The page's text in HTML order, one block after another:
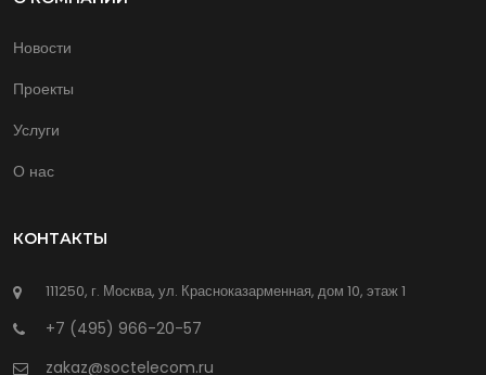
Новости
Проекты
Услуги
О нас
КОНТАКТЫ
111250, г. Москва, ул. Красноказарменная, дом 10, этаж 1
+7 (495) 966-20-57
zakaz@soctelecom.ru